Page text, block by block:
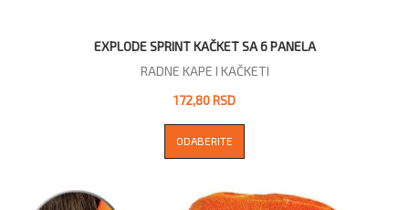
EXPLODE SPRINT KAČKET SA 6 PANELA
RADNE KAPE I KAČKETI
172,80 RSD
ODABERITE